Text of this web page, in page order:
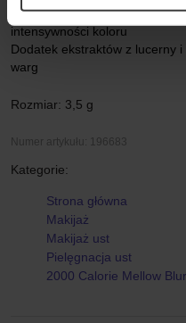
Możliwość budowania
intensywności koloru
Dodatek ekstraktów z lucerny
warg
Rozmiar: 3,5 g
Numer artykułu: 196683
Kategorie:
Strona główna
Makijaż
Makijaż ust
Pielęgnacja ust
2000 Calorie Mellow Blur